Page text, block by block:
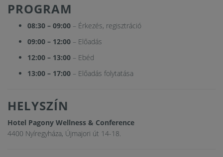
PROGRAM
08:30 – 09:00 – Érkezés, regisztráció
09:00 – 12:00 – Előadás
12:00 – 13:00 – Ebéd
13:00 – 17:00 – Előadás folytatása
HELYSZÍN
Hotel Pagony Wellness & Conference
4400 Nyíregyháza, Újmajori út 14-18.